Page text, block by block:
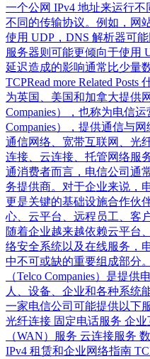
一个公网 IPv4 地址来运行
不同的传输协议。例如，网
使用 UDP，DNS 解析器可
服务器则可能更倾向于使用
延迟造成的影响通常比少量
TCPRead more Related
为英国、美国和加拿大提供
Companies），也称为电信运
Companies），提供通信与
通信网络、宽带互联网、光
连接、云连接、托管网络服
通消费者而言，电信公司通
务提供商。对于企业来说，
更是关键的基础设施合作伙
心、云平台、远程员工、客
随着企业越来越依赖云平台
络安全系统以及在线服务，
中不可或缺的重要组成部分
（Telco Companies）是提
人、设备、企业和各种系统
一家电信公司可能提供以下
光纤连接 固定电话服务 企
（WAN）服务 云连接服务
IPv4 租赁和企业网络指南